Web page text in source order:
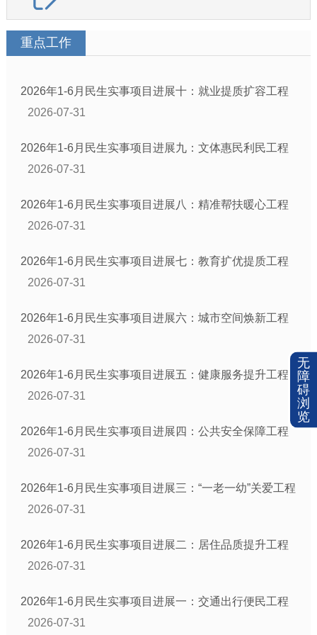
重点工作
2026年1-6月民生实事项目进展十：就业提质扩容工程
2026-07-31
2026年1-6月民生实事项目进展九：文体惠民利民工程
2026-07-31
2026年1-6月民生实事项目进展八：精准帮扶暖心工程
2026-07-31
2026年1-6月民生实事项目进展七：教育扩优提质工程
2026-07-31
2026年1-6月民生实事项目进展六：城市空间焕新工程
2026-07-31
2026年1-6月民生实事项目进展五：健康服务提升工程
2026-07-31
2026年1-6月民生实事项目进展四：公共安全保障工程
2026-07-31
2026年1-6月民生实事项目进展三：“一老一幼”关爱工程
2026-07-31
2026年1-6月民生实事项目进展二：居住品质提升工程
2026-07-31
2026年1-6月民生实事项目进展一：交通出行便民工程
2026-07-31
无
障
碍
浏
览